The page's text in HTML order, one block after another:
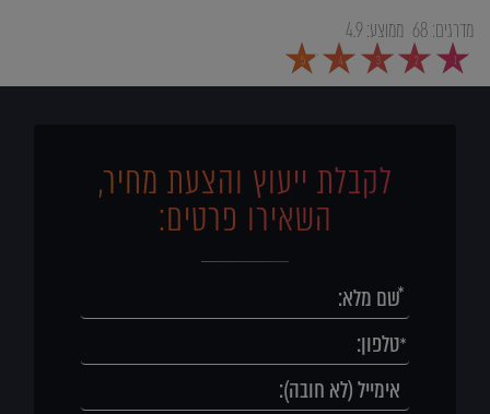
מדרגים:68 ממוצע:4.9
1
2
3
4
5
לקבלת ייעוץ והצעת מחיר,
השאירו פרטים: